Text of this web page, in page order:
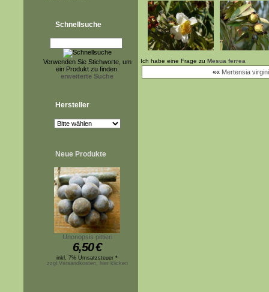
Schnellsuche
Verwenden Sie Stichworte, um
ein Produkt zu finden.
erweiterte Suche
Hersteller
Neue Produkte
Unonopsis pittieri
6,50€
inkl. 7% Umsatzsteuer *
zzgl.Versandkosten, hier klicken
Ich habe eine Frage zu Mesua ferrea
«« Mertensia